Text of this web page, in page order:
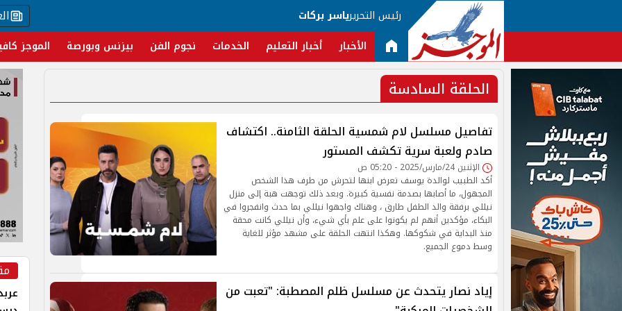
رئيس التحريرياسر بركات
الأخبار أخبار التعليم الخدمات نجوم الفن بيزنس وبورصة الموجز
الحلقة السادسة
تفاصيل مسلسل لام شمسية الحلقة الثامنة.. اكتشاف
صادم ولعبة سرية تكشف المستور
الإثنين 24/مارس/2025 - 05:20 ص
أكد الطبيب لوالدة يوسف تعرض ابنها لتحرش من طرف هذا الشخص
المجهول، ما أصابها بصدمة نفسية كبيرة. وبعد ذلك توجهت هبة إلى منزل
نيللي برفقة والد الطفل طارق ، وهناك واجهوا نيللي بما حدث وانفجروا في
البكاء، مؤكدين أنهم لم يكونوا على علم بأي شيء، وأن نيللي كانت محقة
منذ البداية في شكوكها. وهكذا انتهت الحلقة على مشهد مؤثر للغاية
وسط دموع الجميع.
إياد نصار يتحدث عن مسلسل ظلم المصطبة: "تعبت من